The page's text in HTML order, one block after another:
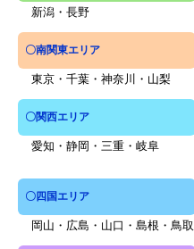
新潟・長野
〇南関東エリア
東京・千葉・神奈川・山梨
〇関西エリア
愛知・静岡・三重・岐阜
〇四国エリア
岡山・広島・山口・島根・鳥取